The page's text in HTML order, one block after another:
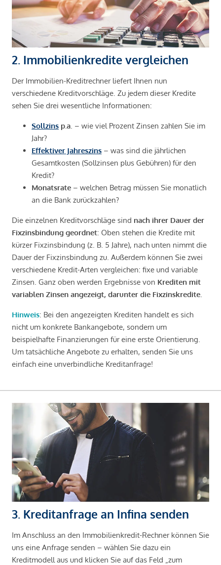
2. Immobilienkredite vergleichen
Der Immobilien-Kreditrechner liefert Ihnen nun
verschiedene Kreditvorschläge. Zu jedem dieser Kredite
sehen Sie drei wesentliche Informationen:
Sollzins p.a . – wie viel Prozent Zinsen zahlen Sie im
Jahr?
Effektiver Jahreszins – was sind die jährlichen
Gesamtkosten (Sollzinsen plus Gebühren) für den
Kredit?
Monatsrate – welchen Betrag müssen Sie monatlich
an die Bank zurückzahlen?
Die einzelnen Kreditvorschläge sind nach ihrer Dauer der
Fixzinsbindung geordnet: Oben stehen die Kredite mit
kürzer Fixzinsbindung (z. B. 5 Jahre), nach unten nimmt die
Dauer der Fixzinsbindung zu. Außerdem können Sie zwei
verschiedene Kredit-Arten vergleichen: fixe und variable
Zinsen. Ganz oben werden Ergebnisse von Krediten mit
variablen Zinsen angezeigt, darunter die Fixzinskredite
Hinweis: Bei den angezeigten Krediten handelt es sich
nicht um konkrete Bankangebote, sondern um
beispielhafte Finanzierungen für eine erste Orientierung.
Um tatsächliche Angebote zu erhalten, senden Sie uns
einfach eine unverbindliche Kreditanfrage!
3. Kreditanfrage an Infina senden
Im Anschluss an den Immobilienkredit-Rechner können Sie
uns eine Anfrage senden – wählen Sie dazu ein
Kreditmodell aus und klicken Sie auf das Feld „zum